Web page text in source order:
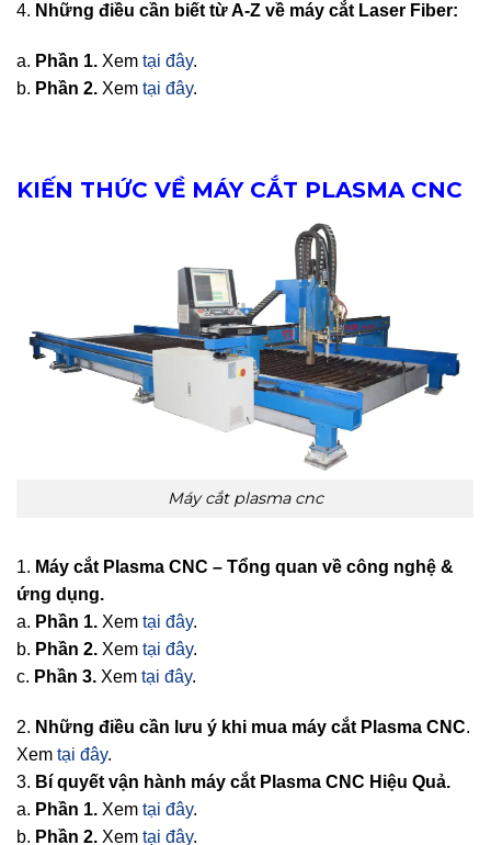
4. Những điều cần biết từ A-Z về máy cắt Laser Fiber:
a. Phần 1. Xem tại đây.
b. Phần 2. Xem tại đây.
KIẾN THỨC VỀ MÁY CẮT PLASMA CNC
Máy cắt plasma cnc
1. Máy cắt Plasma CNC – Tổng quan về công nghệ &
ứng dụng.
a. Phần 1. Xem tại đây.
b. Phần 2. Xem tại đây.
c. Phần 3. Xem tại đây.
2. Những điều cần lưu ý khi mua máy cắt Plasma CNC.
Xem tại đây.
3. Bí quyết vận hành máy cắt Plasma CNC Hiệu Quả.
a. Phần 1. Xem tại đây.
b. Phần 2. Xem tại đây.